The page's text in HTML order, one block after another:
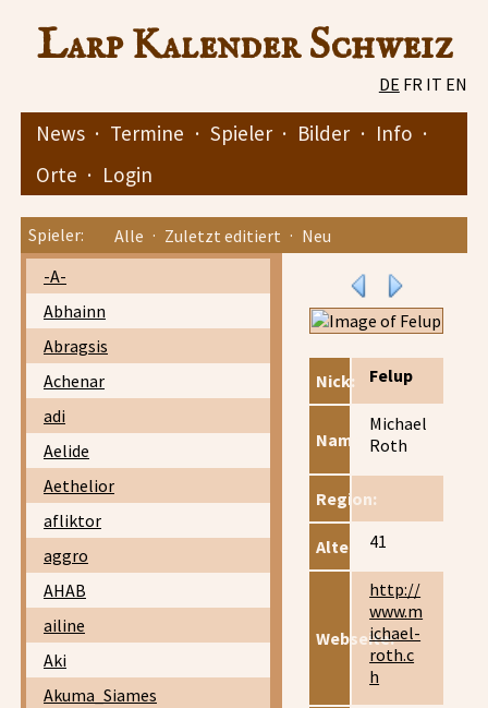
Larp Kalender Schweiz
DE FR IT EN
News · Termine · Spieler · Bilder · Info ·
Orte · Login
Spieler: Alle · Zuletzt editiert · Neu
-A-
Abhainn
Abragsis
Achenar
adi
Aelide
Aethelior
afliktor
aggro
AHAB
ailine
Aki
Akuma_Siames
Nick: Felup
Name:
Michael
Roth
Region:
Alter: 41
Webseite:
http://
www.m
ichael-
roth.c
h